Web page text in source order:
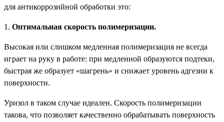
для антикоррозийной обработки это:
1. Оптимальная скорость полимеризации.
Высокая или слишком медленная полимеризация не всегда
играет на руку в работе: при медленной образуются подтеки,
быстрая же образует «шагрень» и снижает уровень адгезии к
поверхности.
Уризол в таком случае идеален. Скорость полимеризации
такова, что позволяет качественно обрабатывать поверхность